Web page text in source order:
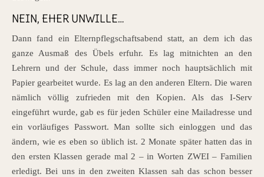
NEIN, EHER UNWILLE…
Dann fand ein Elternpflegschaftsabend statt, an dem ich das
ganze Ausmaß des Übels erfuhr. Es lag mitnichten an den
Lehrern und der Schule, dass immer noch hauptsächlich mit
Papier gearbeitet wurde. Es lag an den anderen Eltern. Die waren
nämlich völlig zufrieden mit den Kopien. Als das I-Serv
eingeführt wurde, gab es für jeden Schüler eine Mailadresse und
ein vorläufiges Passwort. Man sollte sich einloggen und das
ändern, wie es eben so üblich ist. 2 Monate später hatten das in
den ersten Klassen gerade mal 2 – in Worten ZWEI – Familien
erledigt. Bei uns in den zweiten Klassen sah das schon besser